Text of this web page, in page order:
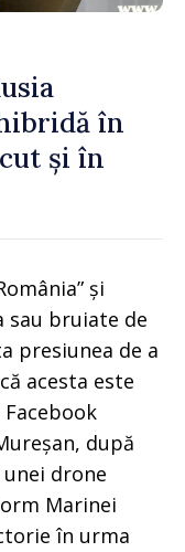
în
și în
și
sau bruiate de
presiunea de a
acesta este
după
drone
Marinei
în urma